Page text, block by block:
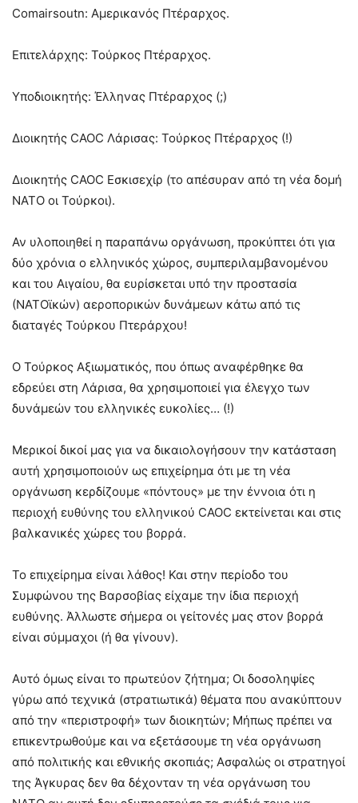
Comairsoutn: Αμερικανός Πτέραρχος.
Επιτελάρχης: Τούρκος Πτέραρχος.
Υποδιοικητής: Έλληνας Πτέραρχος (;)
Διοικητής CAOC Λάρισας: Τούρκος Πτέραρχος (!)
Διοικητής CAOC Εσκισεχίρ (το απέσυραν από τη νέα δομή
ΝΑΤΟ οι Τούρκοι).
Αν υλοποιηθεί η παραπάνω οργάνωση, προκύπτει ότι για
δύο χρόνια ο ελληνικός χώρος, συμπεριλαμβανομένου
και του Αιγαίου, θα ευρίσκεται υπό την προστασία
(ΝΑΤΟϊκών) αεροπορικών δυνάμεων κάτω από τις
διαταγές Τούρκου Πτεράρχου!
Ο Τούρκος Αξιωματικός, που όπως αναφέρθηκε θα
εδρεύει στη Λάρισα, θα χρησιμοποιεί για έλεγχο των
δυνάμεών του ελληνικές ευκολίες… (!)
Μερικοί δικοί μας για να δικαιολογήσουν την κατάσταση
αυτή χρησιμοποιούν ως επιχείρημα ότι με τη νέα
οργάνωση κερδίζουμε «πόντους» με την έννοια ότι η
περιοχή ευθύνης του ελληνικού CAOC εκτείνεται και στις
βαλκανικές χώρες του βορρά.
Το επιχείρημα είναι λάθος! Και στην περίοδο του
Συμφώνου της Βαρσοβίας είχαμε την ίδια περιοχή
ευθύνης. Άλλωστε σήμερα οι γείτονές μας στον βορρά
είναι σύμμαχοι (ή θα γίνουν).
Αυτό όμως είναι το πρωτεύον ζήτημα; Οι δοσοληψίες
γύρω από τεχνικά (στρατιωτικά) θέματα που ανακύπτουν
από την «περιστροφή» των διοικητών; Μήπως πρέπει να
επικεντρωθούμε και να εξετάσουμε τη νέα οργάνωση
από πολιτικής και εθνικής σκοπιάς; Ασφαλώς οι στρατηγοί
της Άγκυρας δεν θα δέχονταν τη νέα οργάνωση του